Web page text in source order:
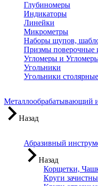
Глубиномеры
Индикаторы
Линейки
Микрометры
Наборы щупов,
Призмы поверочные
Угломеры и
Угольники
Угольники столярные
Металлообрабатывающий
Назад
Абразивный
Назад
Корщетки,
Круги